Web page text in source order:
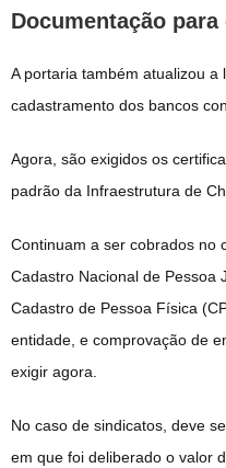
Documentação
A portaria também atualizou
cadastramento dos bancos
Agora, são exigidos os
padrão da Infraestrutura de
Continuam a ser cobrados no
Cadastro Nacional de Pessoa
Cadastro de Pessoa Física
entidade, e comprovação de
exigir agora.
No caso de sindicatos, deve
em que foi deliberado o valor